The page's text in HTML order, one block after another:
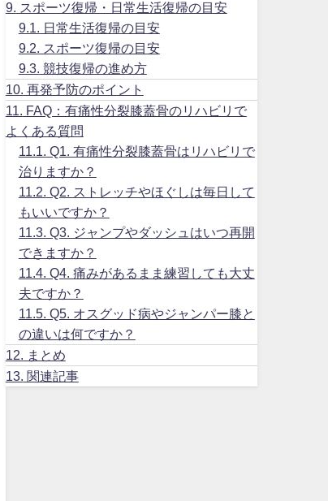
9.
スポーツ復帰・日常生活復帰の目安
9.1.
日常生活復帰の目安
9.2.
スポーツ復帰の目安
9.3. 競技復帰の進め方
10. 再発予防のポイント
11.
FAQ：有痛性分裂膝蓋骨のリハビリで
よくある質問
11.1.
Q1. 有痛性分裂膝蓋骨はリハビリで
治りますか？
11.2. Q2. ストレッチやほぐしは毎日して
もいいですか？
11.3. Q3. ジャンプやダッシュはいつ再開
できますか？
11.4. Q4. 痛みがあるまま練習しても大丈
夫ですか？
11.5. Q5. オスグッド病やジャンパー膝と
の違いは何ですか？
12.
まとめ
13. 関連記事